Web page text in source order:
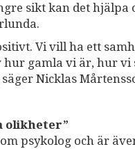
sikt kan det hjälpa
Vi vill ha ett
hur gamla vi är, hur
Nicklas
olikheter”
psykolog och är